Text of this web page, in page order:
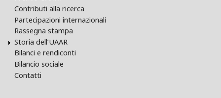
Contributi alla ricerca
Partecipazioni internazionali
Rassegna stampa
Storia dell’UAAR
Bilanci e rendiconti
Bilancio sociale
Contatti